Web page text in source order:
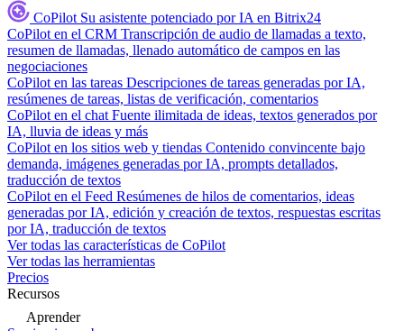
CoPilot Su asistente potenciado por IA en Bitrix24
CoPilot en el CRM Transcripción de audio de llamadas a texto,
resumen de llamadas, llenado automático de campos en las
negociaciones
CoPilot en las tareas Descripciones de tareas generadas por IA,
resúmenes de tareas, listas de verificación, comentarios
CoPilot en el chat Fuente ilimitada de ideas, textos generados por
IA, lluvia de ideas y más
CoPilot en los sitios web y tiendas Contenido convincente bajo
demanda, imágenes generadas por IA, prompts detallados,
traducción de textos
CoPilot en el Feed Resúmenes de hilos de comentarios, ideas
generadas por IA, edición y creación de textos, respuestas escritas
por IA, traducción de textos
Ver todas las características de CoPilot
Ver todas las herramientas
Precios
Recursos
Aprender